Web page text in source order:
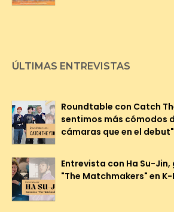
ÚLTIMAS ENTREVISTAS
Roundtable con Catch
sentimos más cómodos
cámaras que en el debut"
Entrevista con Ha Su-
"The Matchmakers" en